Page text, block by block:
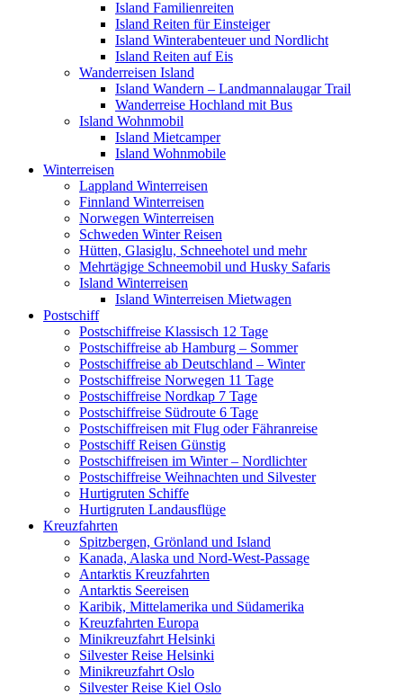
Island Familienreiten
Island Reiten für Einsteiger
Island Winterabenteuer und Nordlicht
Island Reiten auf Eis
Wanderreisen Island
Island Wandern – Landmannalaugar Trail
Wanderreise Hochland mit Bus
Island Wohnmobil
Island Mietcamper
Island Wohnmobile
Winterreisen
Lappland Winterreisen
Finnland Winterreisen
Norwegen Winterreisen
Schweden Winter Reisen
Hütten, Glasiglu, Schneehotel und mehr
Mehrtägige Schneemobil und Husky Safaris
Island Winterreisen
Island Winterreisen Mietwagen
Postschiff
Postschiffreise Klassisch 12 Tage
Postschiffreise ab Hamburg – Sommer
Postschiffreise ab Deutschland – Winter
Postschiffreise Norwegen 11 Tage
Postschiffreise Nordkap 7 Tage
Postschiffreise Südroute 6 Tage
Postschiffreisen mit Flug oder Fähranreise
Postschiff Reisen Günstig
Postschiffreisen im Winter – Nordlichter
Postschiffreise Weihnachten und Silvester
Hurtigruten Schiffe
Hurtigruten Landausflüge
Kreuzfahrten
Spitzbergen, Grönland und Island
Kanada, Alaska und Nord-West-Passage
Antarktis Kreuzfahrten
Antarktis Seereisen
Karibik, Mittelamerika und Südamerika
Kreuzfahrten Europa
Minikreuzfahrt Helsinki
Silvester Reise Helsinki
Minikreuzfahrt Oslo
Silvester Reise Kiel Oslo